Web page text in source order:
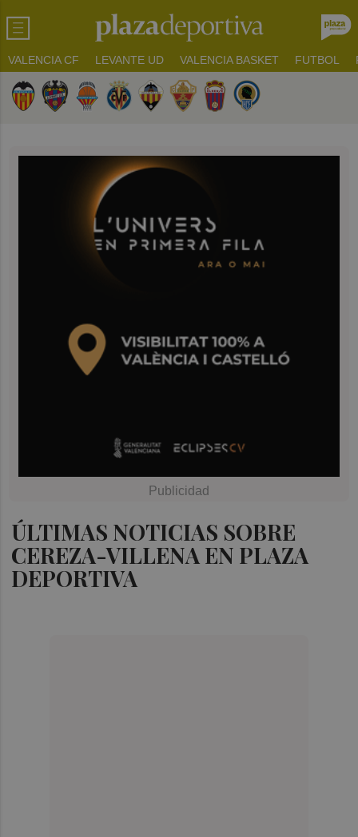
VALENCIA CF LEVANTE UD VALENCIA BASKET FUTBOL
ÚLTIMAS NOTICIAS SOBRE
CEREZA-VILLENA EN PLAZA
DEPORTIVA